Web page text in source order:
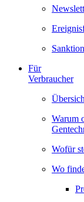
Für
Verbraucher
Warum
Wofür
Wo